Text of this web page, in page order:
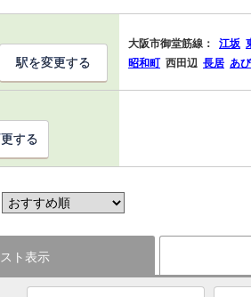
大阪市御堂筋線： 江坂
昭和町 西田辺 長居 あ
駅を変更する
する
ト表示